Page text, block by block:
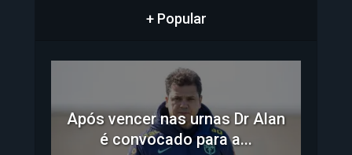
+ Popular
Após vencer nas urnas Dr Alan
é convocado para a...